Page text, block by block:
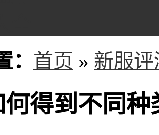
： 首页 » 新服评
得到不同种